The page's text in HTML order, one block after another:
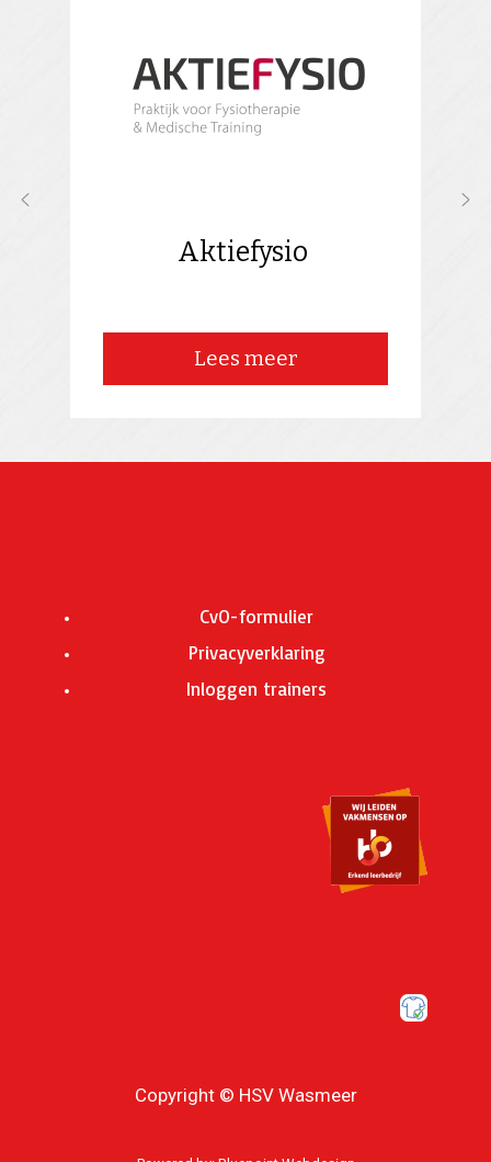
Aktiefysio
Lees meer
CvO-formulier
Privacyverklaring
Inloggen trainers
Copyright © HSV Wasmeer